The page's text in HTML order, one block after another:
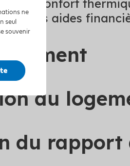
ne
seul
souvenir
et le confort
des aides
du
du rapport